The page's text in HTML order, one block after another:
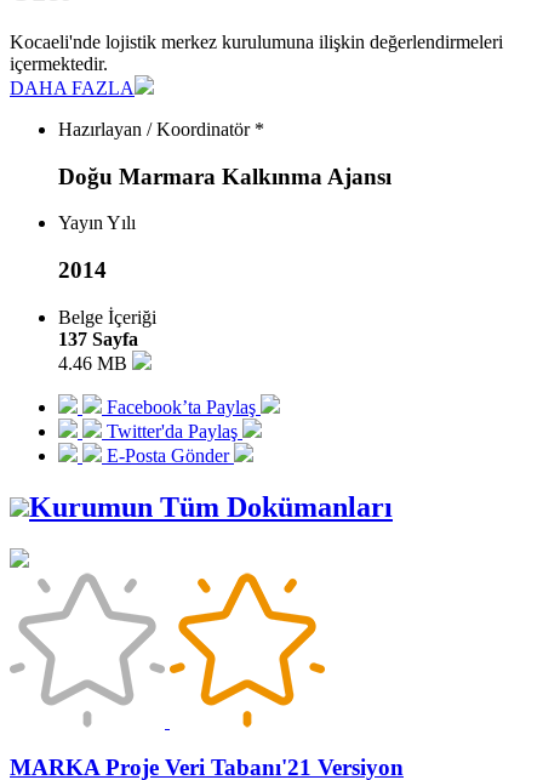
Kocaeli'nde lojistik merkez kurulumuna ilişkin değerlendirmeleri
içermektedir.
DAHA FAZLA
Hazırlayan / Koordinatör *
Doğu Marmara Kalkınma Ajansı
Yayın Yılı
2014
Belge İçeriği
137 Sayfa
4.46 MB
Facebook’ta Paylaş
Twitter'da Paylaş
E-Posta Gönder
Kurumun Tüm Dokümanları
MARKA Proje Veri Tabanı'21 Versiyon